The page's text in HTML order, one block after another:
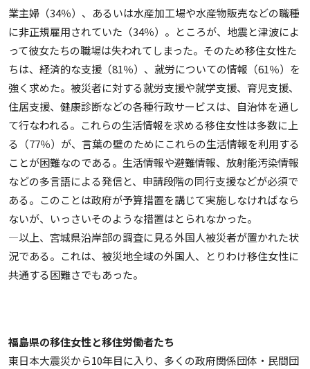
業主婦（34％）、あるいは水産加工場や水産物販売などの職種
に非正規雇用されていた（34％）。ところが、地震と津波によ
って彼女たちの職場は失われてしまった。そのため移住女性た
ちは、経済的な支援（81％）、就労についての情報（61％）を
強く求めた。被災者に対する就労支援や就学支援、育児支援、
住居支援、健康診断などの各種行政サービスは、自治体を通し
て行なわれる。これらの生活情報を求める移住女性は多数に上
る（77％）が、言葉の壁のためにこれらの生活情報を利用する
ことが困難なのである。生活情報や避難情報、放射能汚染情報
などの多言語による発信と、申請段階の同行支援などが必須で
ある。このことは政府が予算措置を講じて実施しなければなら
ないが、いっさいそのような措置はとられなかった。
―以上、宮城県沿岸部の調査に見る外国人被災者が置かれた状
況である。これは、被災地全域の外国人、とりわけ移住女性に
共通する困難さでもあった。
福島県の移住女性と移住労働者たち
東日本大震災から10年目に入り、多くの政府関係団体・民間団